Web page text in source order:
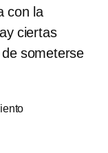
con la
ciertas
someterse